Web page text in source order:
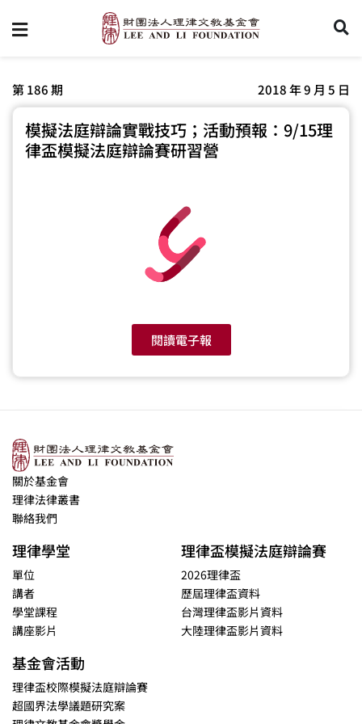
第 186 期 2018 年 9 月 5 日
模擬法庭辯論實戰技巧；活動預報：9/15理
律盃模擬法庭辯論賽研習營
閱讀電子報
關於基金會
理律法律叢書
聯絡我們
理律學堂
單位
講者
學堂課程
講座影片
理律盃模擬法庭辯論賽
2026理律盃
歷屆理律盃資料
台灣理律盃影片資料
大陸理律盃影片資料
基金會活動
理律盃校際模擬法庭辯論賽
超國界法學議題研究案